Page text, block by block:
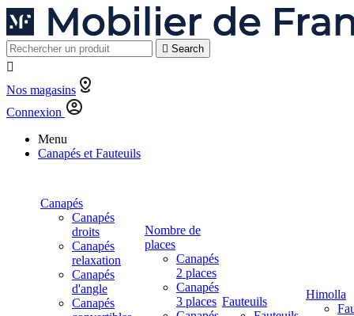
 Search

Nos magasins
Connexion
Menu
Canapés et Fauteuils
Canapés
Canapés
droits
Canapés
relaxation
Canapés
d'angle
Canapés
Nombre de
places
Canapés
2 places
Canapés
3 places Fauteuils
Himolla